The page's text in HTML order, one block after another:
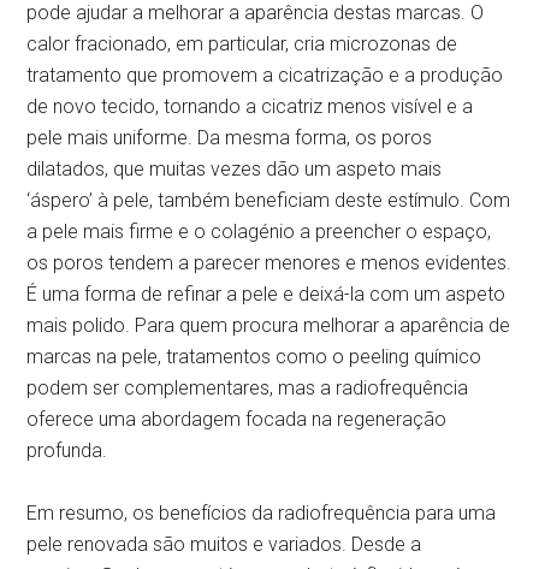
pode ajudar a melhorar a aparência destas marcas. O
calor fracionado, em particular, cria microzonas de
tratamento que promovem a cicatrização e a produção
de novo tecido, tornando a cicatriz menos visível e a
pele mais uniforme. Da mesma forma, os poros
dilatados, que muitas vezes dão um aspeto mais
‘áspero’ à pele, também beneficiam deste estímulo. Com
a pele mais firme e o colagénio a preencher o espaço,
os poros tendem a parecer menores e menos evidentes.
É uma forma de refinar a pele e deixá-la com um aspeto
mais polido. Para quem procura melhorar a aparência de
marcas na pele, tratamentos como o peeling químico
podem ser complementares, mas a radiofrequência
oferece uma abordagem focada na regeneração
profunda.
Em resumo, os benefícios da radiofrequência para uma
pele renovada são muitos e variados. Desde a